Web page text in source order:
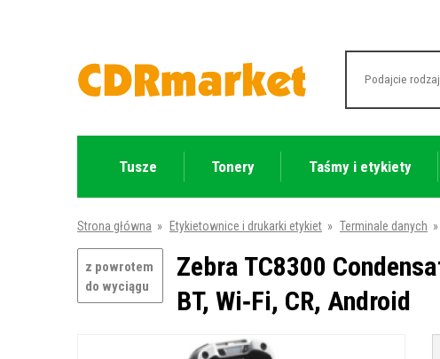
Tusze Tonery Taśmy i etykiety
Strona główna » Etykietownice i drukarki etykiet » Terminale danych »
z powrotem
do wyciągu
Zebra TC8300
BT, Wi‑Fi, CR, Android